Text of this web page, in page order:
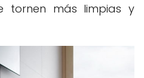
tornen más limpias y